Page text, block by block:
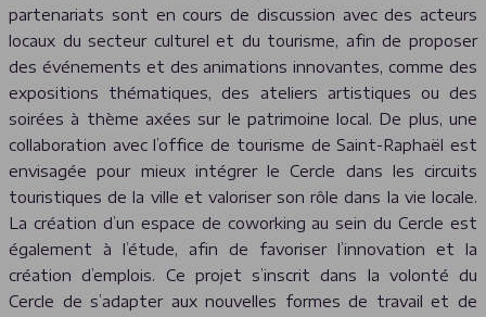
partenariats sont en cours de discussion avec des acteurs
locaux du secteur culturel et du tourisme, afin de proposer
des événements et des animations innovantes, comme des
expositions thématiques, des ateliers artistiques ou des
soirées à thème axées sur le patrimoine local. De plus, une
collaboration avec l’office de tourisme de Saint-Raphaël est
envisagée pour mieux intégrer le Cercle dans les circuits
touristiques de la ville et valoriser son rôle dans la vie locale.
La création d’un espace de coworking au sein du Cercle est
également à l’étude, afin de favoriser l’innovation et la
création d’emplois. Ce projet s’inscrit dans la volonté du
Cercle de s’adapter aux nouvelles formes de travail et de